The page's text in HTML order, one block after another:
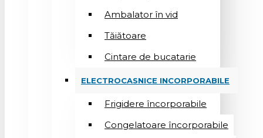
Ambalator în vid
Tăiătoare
Cintare de bucatarie
ELECTROCASNICE INCORPORABILE
Frigidere încorporabile
Congelatoare încorporabile